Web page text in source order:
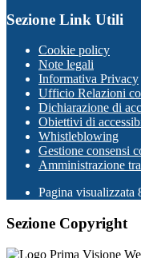
Sezione Link Utili
Cookie policy
Note legali
Informativa Privacy
Ufficio Relazioni
Dichiarazione di
Obiettivi di
Whistleblowing
Gestione consensi
Amministrazione
Pagina visualizzata
Sezione Copyright